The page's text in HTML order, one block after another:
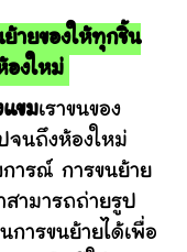
ายของให้ทุกชิ้น
องใหม่
ขมเราขนของ
จนถึงห้องใหม่
ารณ์ การขนย้าย
สามารถถ่ายรูป
ารขนย้ายได้เพื่อ